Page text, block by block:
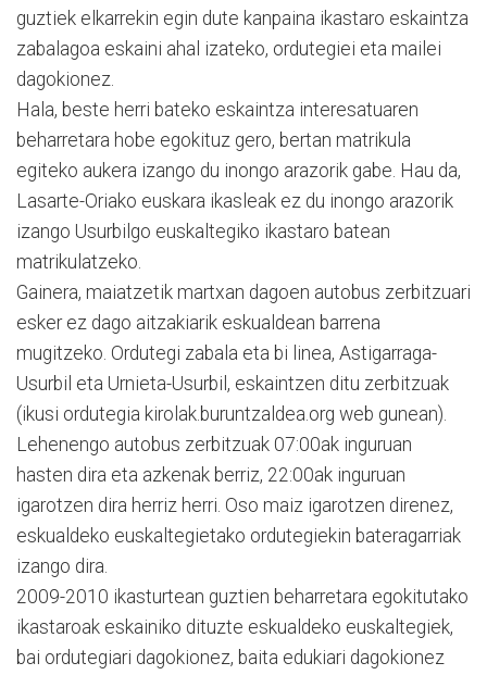
guztiek elkarrekin egin dute kanpaina ikastaro eskaintza
zabalagoa eskaini ahal izateko, ordutegiei eta mailei
dagokionez.
Hala, beste herri bateko eskaintza interesatuaren
beharretara hobe egokituz gero, bertan matrikula
egiteko aukera izango du inongo arazorik gabe. Hau da,
Lasarte-Oriako euskara ikasleak ez du inongo arazorik
izango Usurbilgo euskaltegiko ikastaro batean
matrikulatzeko.
Gainera, maiatzetik martxan dagoen autobus zerbitzuari
esker ez dago aitzakiarik eskualdean barrena
mugitzeko. Ordutegi zabala eta bi linea, Astigarraga-
Usurbil eta Urnieta-Usurbil, eskaintzen ditu zerbitzuak
(ikusi ordutegia kirolak.buruntzaldea.org web gunean).
Lehenengo autobus zerbitzuak 07:00ak inguruan
hasten dira eta azkenak berriz, 22:00ak inguruan
igarotzen dira herriz herri. Oso maiz igarotzen direnez,
eskualdeko euskaltegietako ordutegiekin bateragarriak
izango dira.
2009-2010 ikasturtean guztien beharretara egokitutako
ikastaroak eskainiko dituzte eskualdeko euskaltegiek,
bai ordutegiari dagokionez, baita edukiari dagokionez